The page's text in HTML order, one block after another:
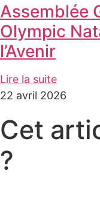
Assemblée
Olympic
l’Avenir
Lire la suite
22 avril 2026
Cet
?